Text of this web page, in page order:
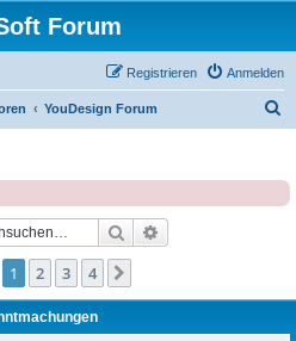
Forum
Anmelden
Registrieren
YouDesign Forum
Suche
1 2 3 4